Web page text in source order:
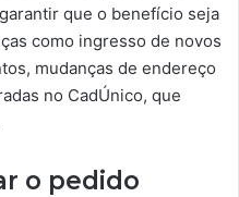
que o benefício seja
como ingresso de novos
mudanças de endereço
no CadÚnico, que
o pedido